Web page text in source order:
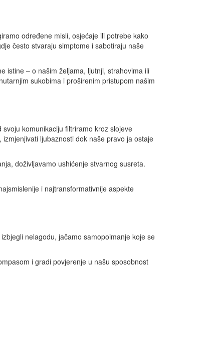
određene misli, osjećaje ili potrebe kako
često stvaraju simptome i sabotiraju naše
istine – o našim željama, ljutnji, strahovima ili
sukobima i proširenim pristupom našim
komunikaciju filtriramo kroz slojeve
​​ljubaznosti dok naše pravo ja ostaje
doživljavamo ushićenje stvarnog susreta.
i najtransformativnije aspekte
nelagodu, jačamo samopoimanje koje se
i gradi povjerenje u našu sposobnost